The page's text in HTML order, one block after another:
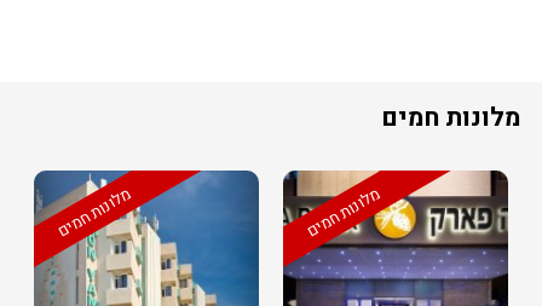
מלונות חמים
מלונות חמים מלונות חמים